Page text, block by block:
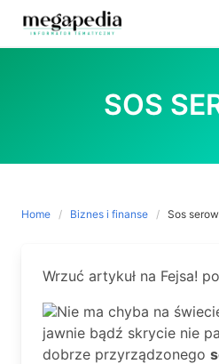
SOS
Home Biznes i finanse Sos
Wrzuć artykuł na Fejsa!
Nie ma chyba na
jawnie bądź skrycie nie
dobrze przyrządzonego